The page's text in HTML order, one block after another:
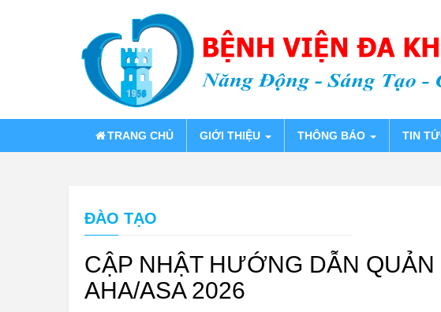
TRANG CHỦ GIỚI THIỆU THÔNG BÁO TIN
ĐÀO TẠO
CẬP NHẬT HƯỚNG DẪN
AHA/ASA 2026